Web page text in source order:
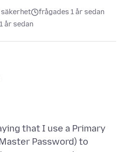
säkerhet
frågades 1 år sedan
1 år sedan
that I use a Primary
Password) to